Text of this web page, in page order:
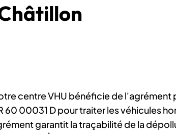
centre VHU bénéficie de l'agrément
60 00031 D pour traiter les véhicules
garantit la traçabilité de la